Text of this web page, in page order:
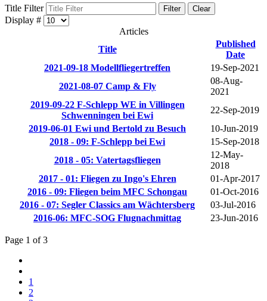
Title Filter Filter Clear
Display #
Articles
Title
Published
Date
2021-09-18 Modellfliegertreffen
19-Sep-2021
2021-08-07 Camp & Fly
08-Aug-
2021
2019-09-22 F-Schlepp WE in Villingen
Schwenningen bei Ewi
22-Sep-2019
2019-06-01 Ewi und Bertold zu Besuch
10-Jun-2019
2018 - 09: F-Schlepp bei Ewi
15-Sep-2018
2018 - 05: Vatertagsfliegen
12-May-
2018
2017 - 01: Fliegen zu Ingo's Ehren
01-Apr-2017
2016 - 09: Fliegen beim MFC Schongau
01-Oct-2016
2016 - 07: Segler Classics am Wächtersberg
03-Jul-2016
2016-06: MFC-SOG Flugnachmittag
23-Jun-2016
Page 1 of 3
1
2